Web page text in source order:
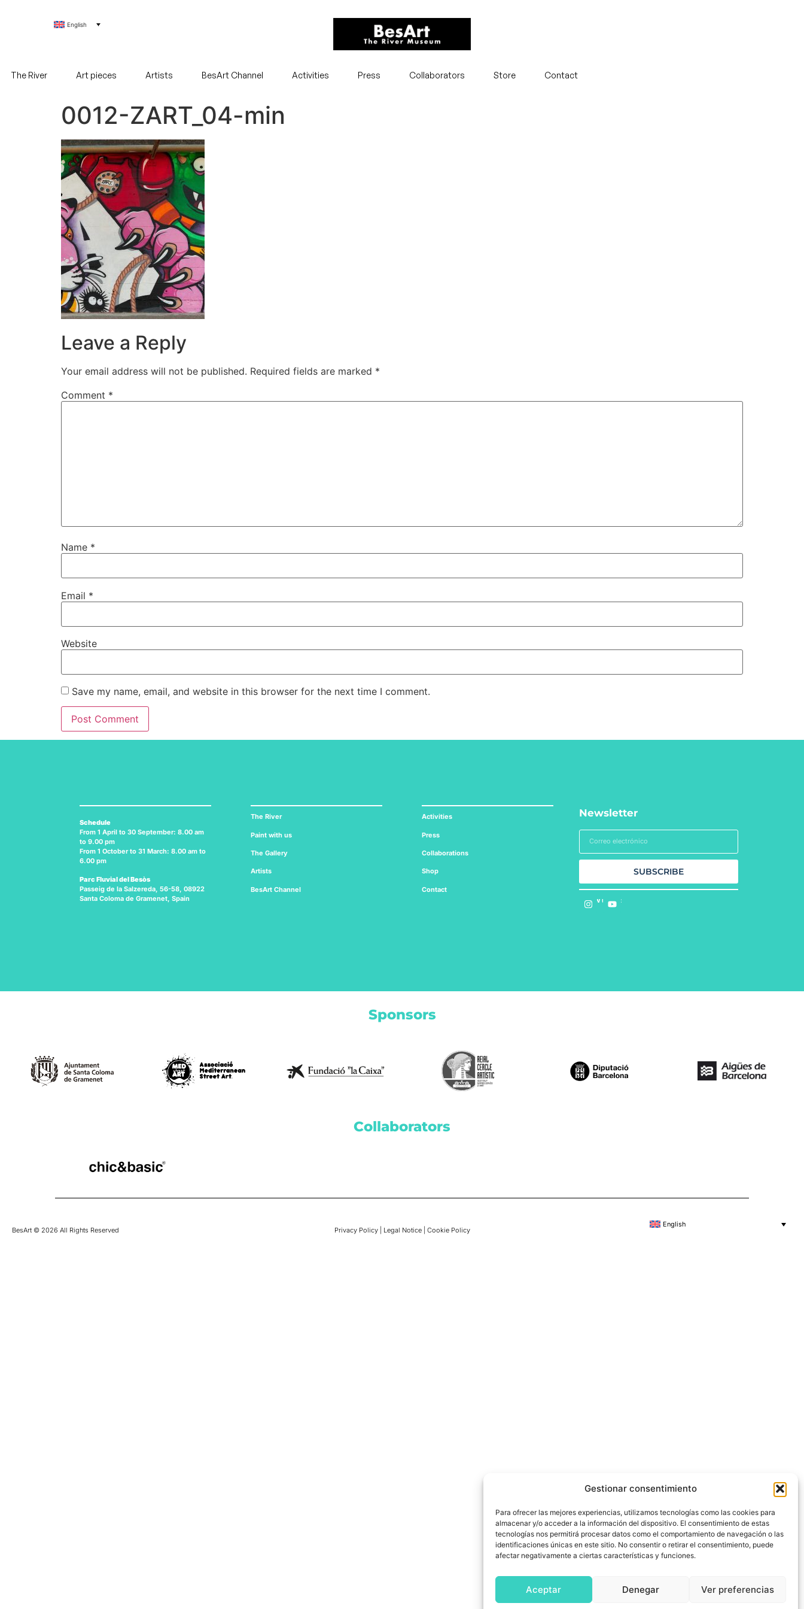
Gestionar consentimiento
Para ofrecer las mejores experiencias, utilizamos tecnologías como las cookies para
almacenar y/o acceder a la información del dispositivo. El consentimiento de estas
tecnologías nos permitirá procesar datos como el comportamiento de navegación o las
identificaciones únicas en este sitio. No consentir o retirar el consentimiento, puede
afectar negativamente a ciertas características y funciones.
Aceptar Denegar Ver preferencias
English
The River Art pieces Artists BesArt Channel Activities Press Collaborators Store Contact
0012-ZART_04-min
Leave a Reply
Your email address will not be published. Required fields are marked *
Comment *
Name *
Email *
Website
Save my name, email, and website in this browser for the next time I comment.
Schedule
From 1 April to 30 September: 8.00 am
to 9.00 pm
From 1 October to 31 March: 8.00 am to
6.00 pm
Parc Fluvial del Besòs
Passeig de la Salzereda, 56-58, 08922
Santa Coloma de Gramenet, Spain
The River
Paint with us
The Gallery
Artists
BesArt Channel
Activities
Press
Collaborations
Shop
Contact
Newsletter
SUBSCRIBE
Follow us on:
Sponsors
Collaborators
BesArt © 2026 All Rights Reserved Privacy Policy| Legal Notice| Cookie Policy
English